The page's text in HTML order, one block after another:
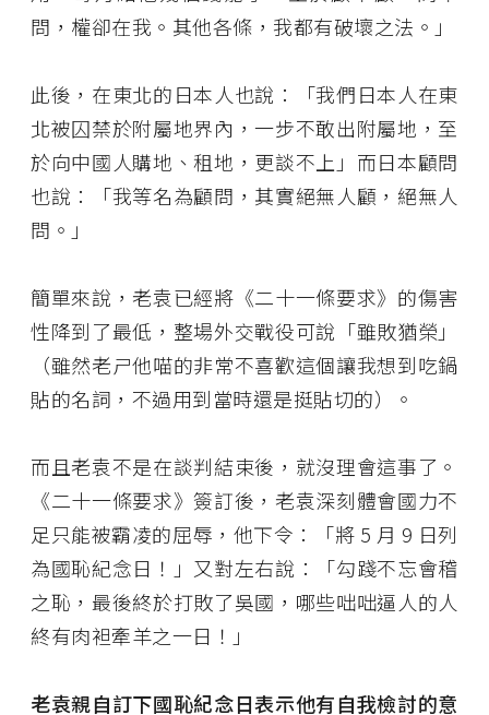
問，權卻在我。其他各條，我都有破壞之法。」
此後，在東北的日本人也說：「我們日本人在東
北被囚禁於附屬地界內，一步不敢出附屬地，至
於向中國人購地、租地，更談不上」而日本顧問
也說：「我等名為顧問，其實絕無人顧，絕無人
問。」
簡單來說，老袁已經將《二十一條要求》的傷害
性降到了最低，整場外交戰役可說「雖敗猶榮」
（雖然老ㄕ他喵的非常不喜歡這個讓我想到吃鍋
貼的名詞，不過用到當時還是挺貼切的）。
而且老袁不是在談判結束後，就沒理會這事了。
《二十一條要求》簽訂後，老袁深刻體會國力不
足只能被霸凌的屈辱，他下令：「將 5 月 9 日列
為國恥紀念日！」又對左右說：「勾踐不忘會稽
之恥，最後終於打敗了吳國，哪些咄咄逼人的人
終有肉袒牽羊之一日！」
老袁親自訂下國恥紀念日表示他有自我檢討的意